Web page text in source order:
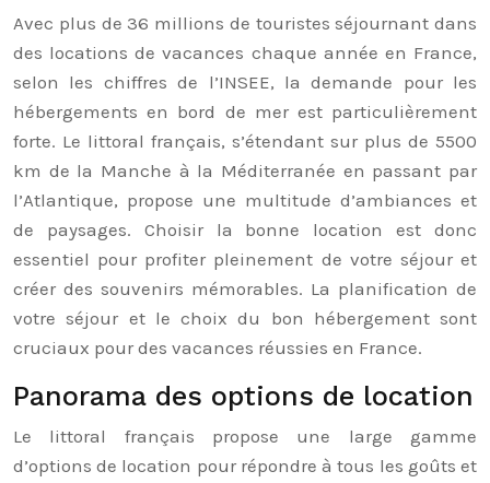
Avec plus de 36 millions de touristes séjournant dans
des locations de vacances chaque année en France,
selon les chiffres de l’INSEE, la demande pour les
hébergements en bord de mer est particulièrement
forte. Le littoral français, s’étendant sur plus de 5500
km de la Manche à la Méditerranée en passant par
l’Atlantique, propose une multitude d’ambiances et
de paysages. Choisir la bonne location est donc
essentiel pour profiter pleinement de votre séjour et
créer des souvenirs mémorables. La planification de
votre séjour et le choix du bon hébergement sont
cruciaux pour des vacances réussies en France.
Panorama des options de location
Le littoral français propose une large gamme
d’options de location pour répondre à tous les goûts et